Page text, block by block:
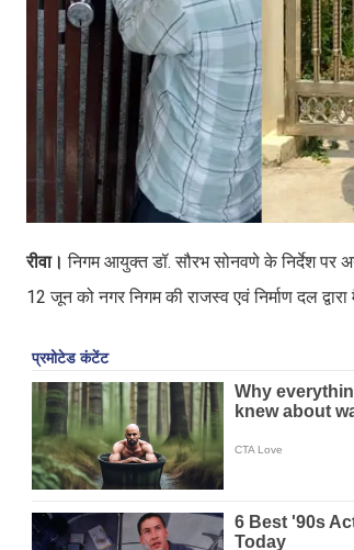
रीवा।निगम आयुक्त डॉ. सौरभ सोनवणे के निर्देश पर
12 जून को नगर निगम की राजस्व एवं निर्माण दल